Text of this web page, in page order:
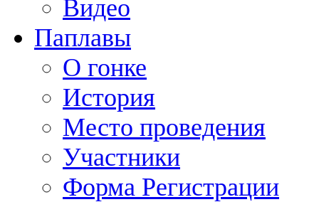
Видео
Паплавы
О гонке
История
Место проведения
Участники
Форма Регистрации